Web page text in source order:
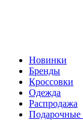
Новинки
Бренды
Кроссовки
Одежда
Распродажа
Подарочные